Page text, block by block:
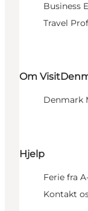
Business
Travel
Om
Denmark
Hjelp
Ferie fra
Kontakt